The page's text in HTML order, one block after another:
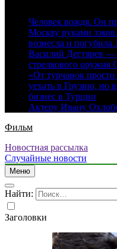
Человек вождя. Он
Москву руками
вознесла и погубила
Василий Дегтярев —
стрелкового
«От турчанок
уехать в Грузию, но
бизнес в Турции
Актеру Ивану
Фильм
Новостная рассылка
Случайные новости
Меню
Найти:
Заголовки